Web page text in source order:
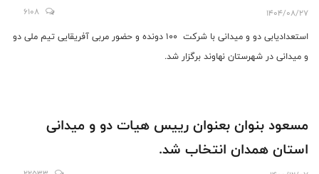
1404/08/27
6108
استعدادیابی دو و میدانی با شرکت ۱۰۰ دونده و حضور مربی آفریقایی تیم ملی دو
و میدانی در شهرستان نهاوند برگزار شد.
مسعود بنوان بعنوان رییس هیات دو و میدانی
استان همدان انتخاب شد.